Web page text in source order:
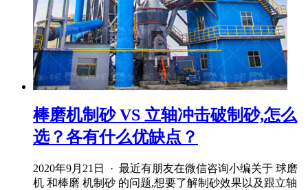
棒磨机制砂 VS 立轴冲击破制砂,怎么
选？各有什么优缺点？
2020年9月21日 · 最近有朋友在微信咨询小编关于 球磨
机 和棒磨 机制砂 的问题,想要了解制砂效果以及跟立轴